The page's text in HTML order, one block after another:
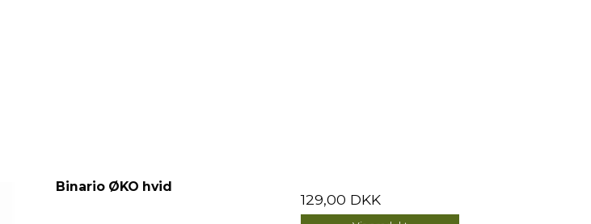
Binario ØKO hvid
129,00 DKK